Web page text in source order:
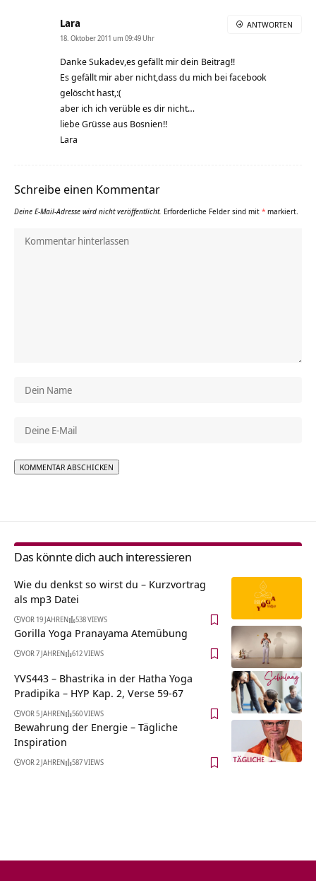
Lara
18. Oktober 2011 um 09:49 Uhr
Danke Sukadev,es gefällt mir dein Beitrag!!
Es gefällt mir aber nicht,dass du mich bei facebook
gelöscht hast,:(
aber ich ich verüble es dir nicht…
liebe Grüsse aus Bosnien!!
Lara
ANTWORTEN
Schreibe einen Kommentar
Deine E-Mail-Adresse wird nicht veröffentlicht. Erforderliche Felder sind mit * markiert.
Das könnte dich auch interessieren
Wie du denkst so wirst du – Kurzvortrag
als mp3 Datei
VOR 19 JAHREN 538 VIEWS
Gorilla Yoga Pranayama Atemübung
VOR 7 JAHREN 612 VIEWS
YVS443 – Bhastrika in der Hatha Yoga
Pradipika – HYP Kap. 2, Verse 59-67
VOR 5 JAHREN 560 VIEWS
Bewahrung der Energie – Tägliche
Inspiration
VOR 2 JAHREN 587 VIEWS